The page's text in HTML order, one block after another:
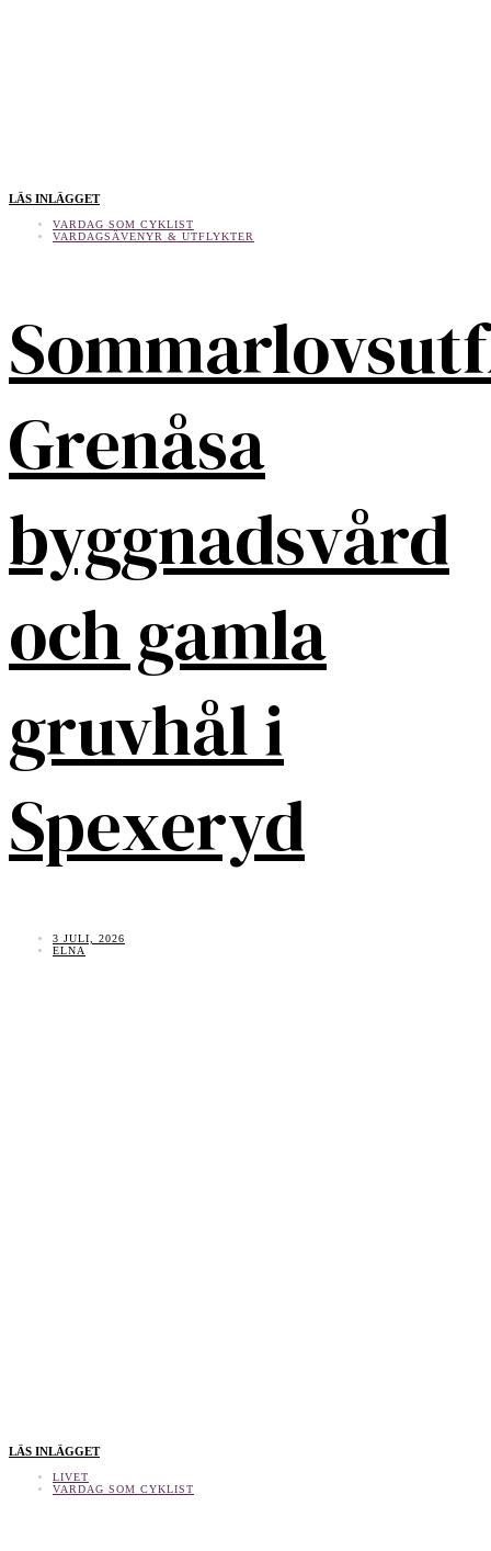
LÄS INLÄGGET
VARDAG SOM CYKLIST
VARDAGSÄVENYR & UTFLYKTER
Grenåsa
byggnadsvård
och gamla
gruvhål i
Spexeryd
3 JULI, 2026
ELNA
LÄS INLÄGGET
LIVET
VARDAG SOM CYKLIST